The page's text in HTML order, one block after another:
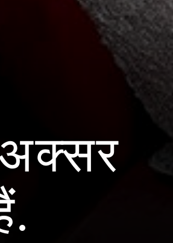
अक्सर